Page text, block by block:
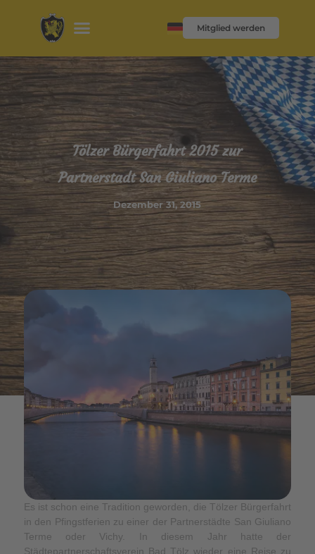
Mitglied werden
Tölzer Bürgerfahrt 2015 zur
Partnerstadt San Giuliano Terme
Dezember 31, 2015
Es ist schon eine Tradition geworden, die Tölzer Bürgerfahrt
in den Pfingstferien zu einer der Partnerstädte San Giuliano
Terme oder Vichy. In diesem Jahr hatte der
Städtepartnerschaftsverein Bad Tölz wieder eine Reise zu